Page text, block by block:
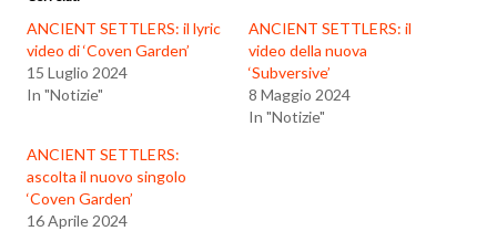
ANCIENT SETTLERS: il lyric
video di ‘Coven Garden’
15 Luglio 2024
In "Notizie"
ANCIENT SETTLERS: il
video della nuova
‘Subversive’
8 Maggio 2024
In "Notizie"
ANCIENT SETTLERS:
ascolta il nuovo singolo
‘Coven Garden’
16 Aprile 2024